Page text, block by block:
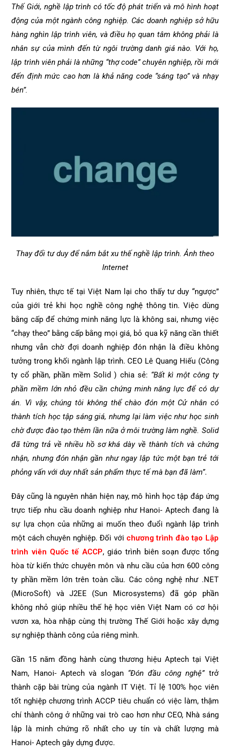
Thế Giới, nghề lập trình có tốc độ phát triển và mô hình hoạt
động của một ngành công nghiệp. Các doanh nghiệp sở hữu
hàng nghìn lập trình viên, và điều họ quan tâm không phải là
nhân sự của mình đến từ ngôi trường danh giá nào. Với họ,
lập trình viên phải là những “thợ code” chuyên nghiệp, rồi mới
đến định mức cao hơn là khả năng code “sáng tạo” và nhạy
bén”.
Thay đổi tư duy để nắm bắt xu thế nghề lập trình. Ảnh theo
Internet
Tuy nhiên, thực tế tại Việt Nam lại cho thấy tư duy “ngược”
của giới trẻ khi học nghề công nghệ thông tin. Việc dùng
bằng cấp để chứng minh năng lực là không sai, nhưng việc
“chạy theo” bằng cấp bằng mọi giá, bỏ qua kỹ năng cần thiết
nhưng vẫn chờ đợi doanh nghiệp đón nhận là điều không
tưởng trong khối ngành lập trình. CEO Lê Quang Hiếu (Công
ty cổ phần, phần mềm Solid ) chia sẻ: “Bất kì một công ty
phần mềm lớn nhỏ đều cần chứng minh năng lực để có dự
án. Vì vậy, chúng tôi không thể chào đón một Cử nhân có
thành tích học tập sáng giá, nhưng lại làm việc như học sinh
chờ được đào tạo thêm lần nữa ở môi trường làm nghề. Solid
đã từng trả về nhiều hồ sơ khá dày về thành tích và chứng
nhận, nhưng đón nhận gần như ngay lập tức một bạn trẻ tới
phỏng vấn với duy nhất sản phẩm thực tế mà bạn đã làm”.
Đây cũng là nguyên nhân hiện nay, mô hình học tập đáp ứng
trực tiếp nhu cầu doanh nghiệp như Hanoi- Aptech đang là
sự lựa chọn của những ai muốn theo đuổi ngành lập trình
một cách chuyên nghiệp. Đối với chương trình đào tạo Lập
trình viên Quốc tế ACCP, giáo trình biên soạn được tổng
hòa từ kiến thức chuyên môn và nhu cầu của hơn 600 công
ty phần mềm lớn trên toàn cầu. Các công nghệ như .NET
(MicroSoft) và J2EE (Sun Microsystems) đã góp phần
không nhỏ giúp nhiều thế hệ học viên Việt Nam có cơ hội
vươn xa, hòa nhập cùng thị trường Thế Giới hoặc xây dựng
sự nghiệp thành công của riêng mình.
Gần 15 năm đồng hành cùng thương hiệu Aptech tại Việt
Nam, Hanoi- Aptech và slogan “Đón đầu công nghệ”trở
thành cặp bài trùng của ngành IT Việt. Tỉ lệ 100% học viên
tốt nghiệp chương trình ACCP tiêu chuẩn có việc làm, thậm
chí thành công ở những vai trò cao hơn như CEO, Nhà sáng
lập là minh chứng rõ nhất cho uy tín và chất lượng mà
Hanoi- Aptech gây dựng được.